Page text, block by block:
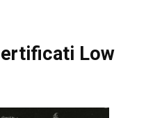
Low